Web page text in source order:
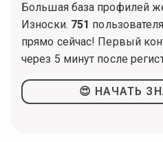
Большая база профилей
Износки. 751
прямо сейчас! Первый
через 5 минут после
😍 НАЧАТЬ